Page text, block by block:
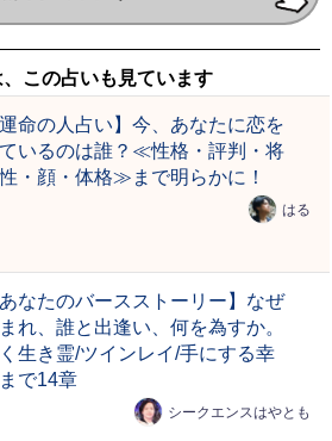
この占いも見ています
運命の人占い】今、あなたに恋を
いるのは誰？≪性格・評判・将
・顔・体格≫まで明らかに！
はる
あなたのバースストーリー】なぜ
れ、誰と出逢い、何を為すか。
生き霊/ツインレイ/手にする幸
で14章
シークエンスはやとも